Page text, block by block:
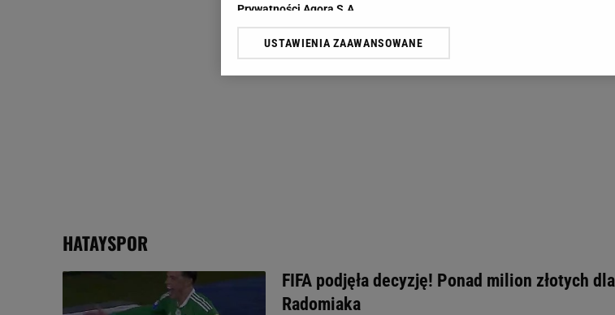
HATAYSPOR
FIFA podjęła decyzję! Ponad milion złotych
Radomiaka
Prywatności Agora S.A.
Klikając „Akceptuję” wyrażasz też zgodę na zainstalowanie i
Zaufanych Partnerów i Agora S.A. na Twoim urządzeniu końcowym.
USTAWIENIA ZAAWANSOWANE